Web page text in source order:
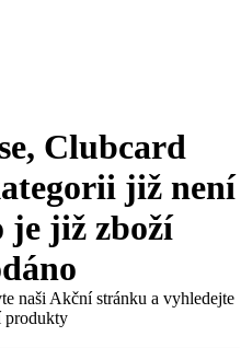
Clubcard
již není
je již zboží
naši Akční stránku a vyhledejte
produkty